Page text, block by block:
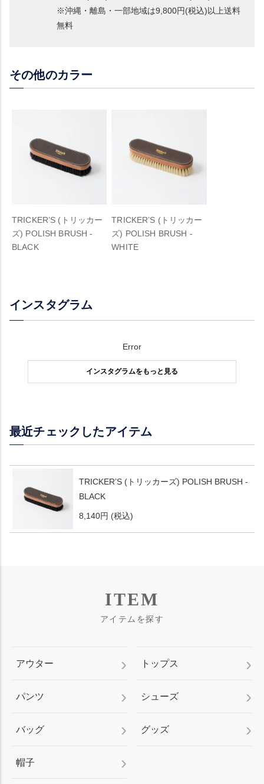
※沖縄・離島・一部地域は9,800円(税込)以上送料
無料
その他のカラー
TRICKER’S (トリッカー
ズ) POLISH BRUSH -
BLACK
TRICKER’S (トリッカー
ズ) POLISH BRUSH -
WHITE
インスタグラム
Error
インスタグラムをもっと見る
最近チェックしたアイテム
TRICKER’S (トリッカーズ) POLISH BRUSH -
BLACK
8,140円 (税込)
ITEM
アイテムを探す
アウター トップス
パンツ シューズ
バッグ グッズ
帽子